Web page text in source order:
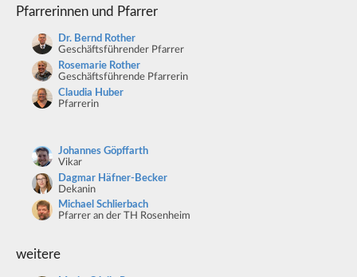
Pfarrerinnen und Pfarrer
Dr. Bernd Rother
Geschäftsführender Pfarrer
Rosemarie Rother
Geschäftsführende Pfarrerin
Claudia Huber
Pfarrerin
Johannes Göpffarth
Vikar
Dagmar Häfner-Becker
Dekanin
Michael Schlierbach
Pfarrer an der TH Rosenheim
weitere